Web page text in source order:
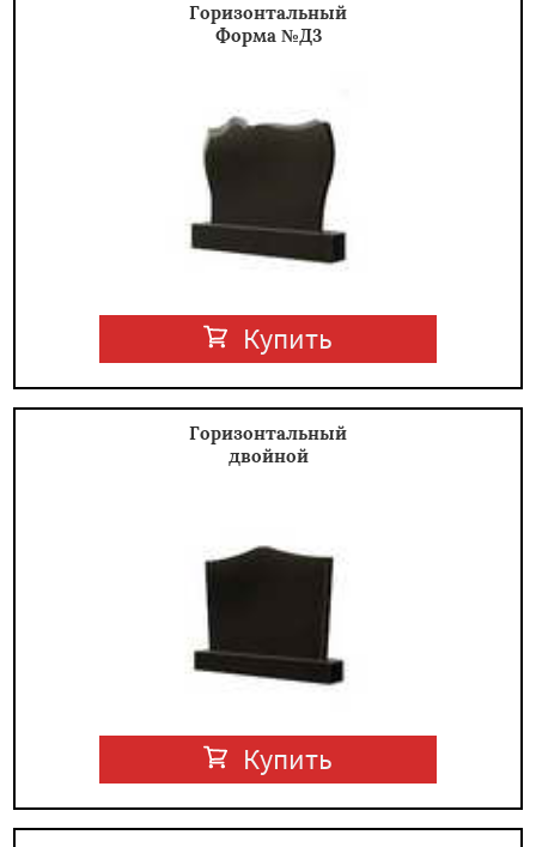
Горизонтальный
Форма №Д3
Купить
Горизонтальный
двойной
Купить